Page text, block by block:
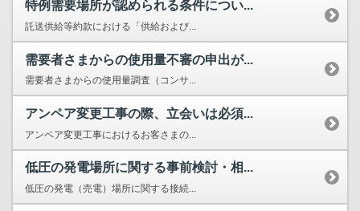
特例需要場所が認められる条件につい...
託送供給等約款における「供給および...
需要者さまからの使用量不審の申出が...
需要者さまからの使用量調査（コンサ...
アンペア変更工事の際、立会いは必須...
アンペア変更工事におけるお客さまの...
低圧の発電場所に関する事前検討・相...
低圧の発電（売電）場所に関する接続...